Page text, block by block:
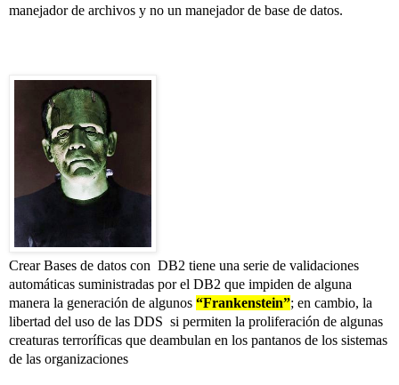
manejador de archivos y no un manejador de base de datos.
Crear Bases de datos con DB2 tiene una serie de validaciones
automáticas suministradas por el DB2 que impiden de alguna
manera la generación de algunos “Frankenstein”; en cambio, la
libertad del uso de las DDS si permiten la proliferación de algunas
creaturas terroríficas que deambulan en los pantanos de los sistemas
de las organizaciones